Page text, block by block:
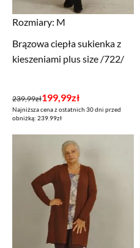
Rozmiary: M
Brązowa ciepła sukienka z
kieszeniami plus size /722/
239,99zł
Pierwotna
cena
199,99zł
Aktualna
cena
Najniższa cena z ostatnich 30 dni przed
obniżką: 239.99zł